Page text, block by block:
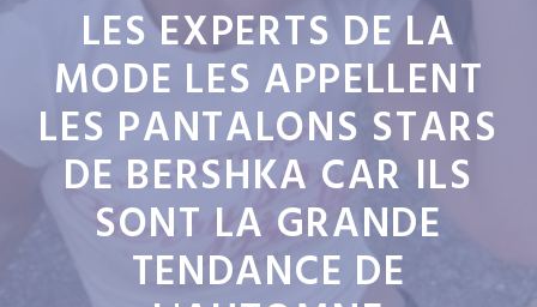
LES EXPERTS DE LA
MODE LES APPELLENT
LES PANTALONS STARS
DE BERSHKA CAR ILS
SONT LA GRANDE
TENDANCE DE